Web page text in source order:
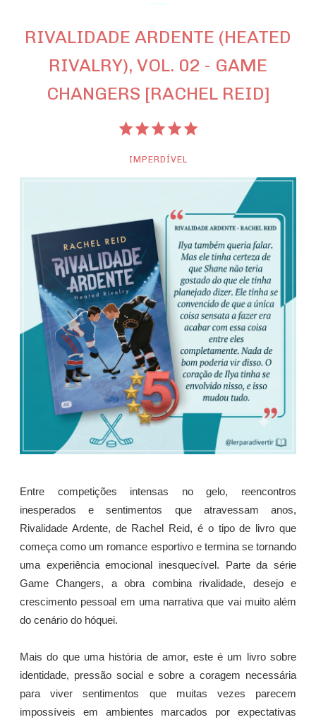
RIVALIDADE ARDENTE (HEATED
RIVALRY), VOL. 02 - GAME
CHANGERS [RACHEL REID]
IMPERDÍVEL
Entre competições intensas no gelo, reencontros
inesperados e sentimentos que atravessam anos,
Rivalidade Ardente, de Rachel Reid, é o tipo de livro que
começa como um romance esportivo e termina se tornando
uma experiência emocional inesquecível. Parte da série
Game Changers, a obra combina rivalidade, desejo e
crescimento pessoal em uma narrativa que vai muito além
do cenário do hóquei.
Mais do que uma história de amor, este é um livro sobre
identidade, pressão social e sobre a coragem necessária
para viver sentimentos que muitas vezes parecem
impossíveis em ambientes marcados por expectativas